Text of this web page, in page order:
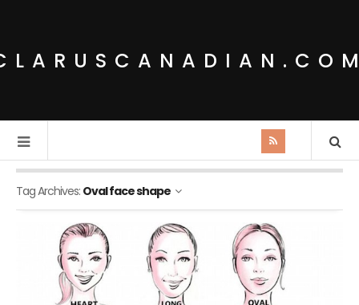
Tag Archives: Oval face shape